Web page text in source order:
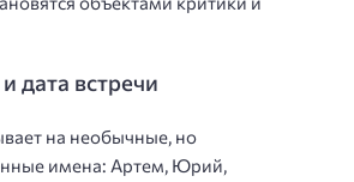
дата встречи
на необычные, но
имена: Артем, Юрий,